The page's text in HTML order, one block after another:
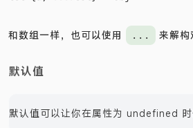
和数组一样，也可以使用 ... 来解构
默认值
默认值可以让你在属性为 undefined 时